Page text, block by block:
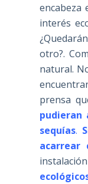
encabeza
interés
otro?.
natural.
prensa
pudieran
sequías.
acarrear